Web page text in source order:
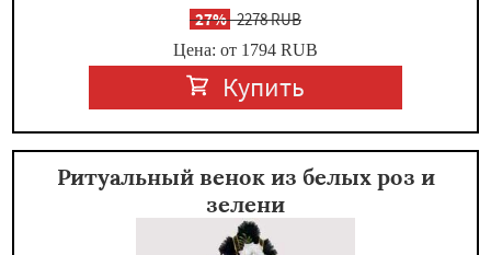
-27%2278 RUB
Цена: от 1794 RUB
Купить
Ритуальный венок из белых роз и
зелени